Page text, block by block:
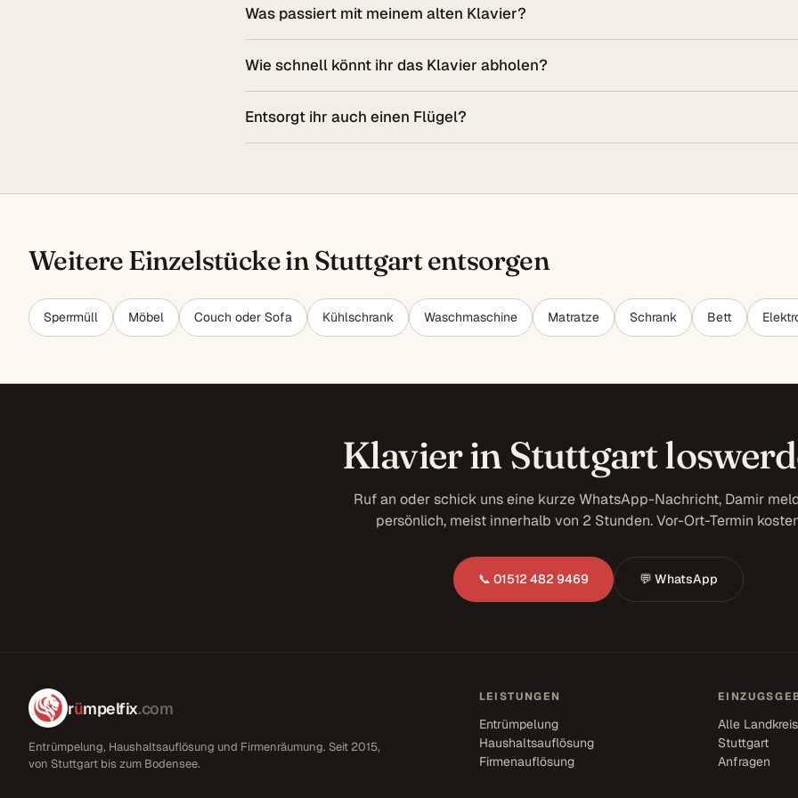
Was passiert mit meinem alten Klavier?
Wie schnell könnt ihr das Klavier abholen?
Entsorgt ihr auch einen Flügel?
Weitere Einzelstücke in Stuttgart entsorgen
Sperrmüll Möbel Couch oder Sofa Kühlschrank Waschmaschine Matratze Schrank Bett
Klavier in Stuttgart
Ruf an oder schick uns eine kurze WhatsApp-Nachricht, Damir
persönlich, meist innerhalb von 2 Stunden. Vor-Ort-Termin
📞 01512 482 9469 💬 WhatsApp
rümpelfix.com
Entrümpelung, Haushaltsauflösung und Firmenräumung. Seit 2015,
von Stuttgart bis zum Bodensee.
LEISTUNGEN
Entrümpelung
Haushaltsauflösung
Firmenauflösung
Alle
Stuttgart
Anfragen